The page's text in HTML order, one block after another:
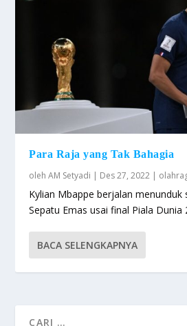
Para Raja yang Tak Bahagia
olehAM Setyadi | Des 27, 2022 |
Kylian Mbappe berjalan menunduk
Sepatu Emas usai final Piala Dunia
BACA SELENGKAPNYA